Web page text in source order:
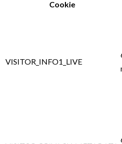
Cookie
VISITOR_INFO1_LIVE